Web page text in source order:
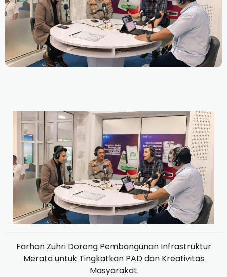
Farhan Zuhri Dorong Pembangunan Infrastruktur
Merata untuk Tingkatkan PAD dan Kreativitas
Masyarakat